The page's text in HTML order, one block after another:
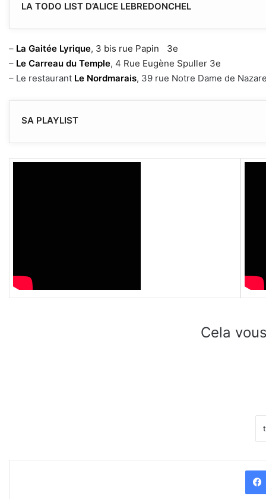
LA TODO LIST D’ALICE LEBREDONCHEL
– La Gaitée Lyrique, 3 bis rue Papin 3e
– Le Carreau du Temple, 4 Rue Eugène Spuller 3e
– Le restaurant Le Nordmarais, 39 rue Notre Dame de
SA PLAYLIST
Cela